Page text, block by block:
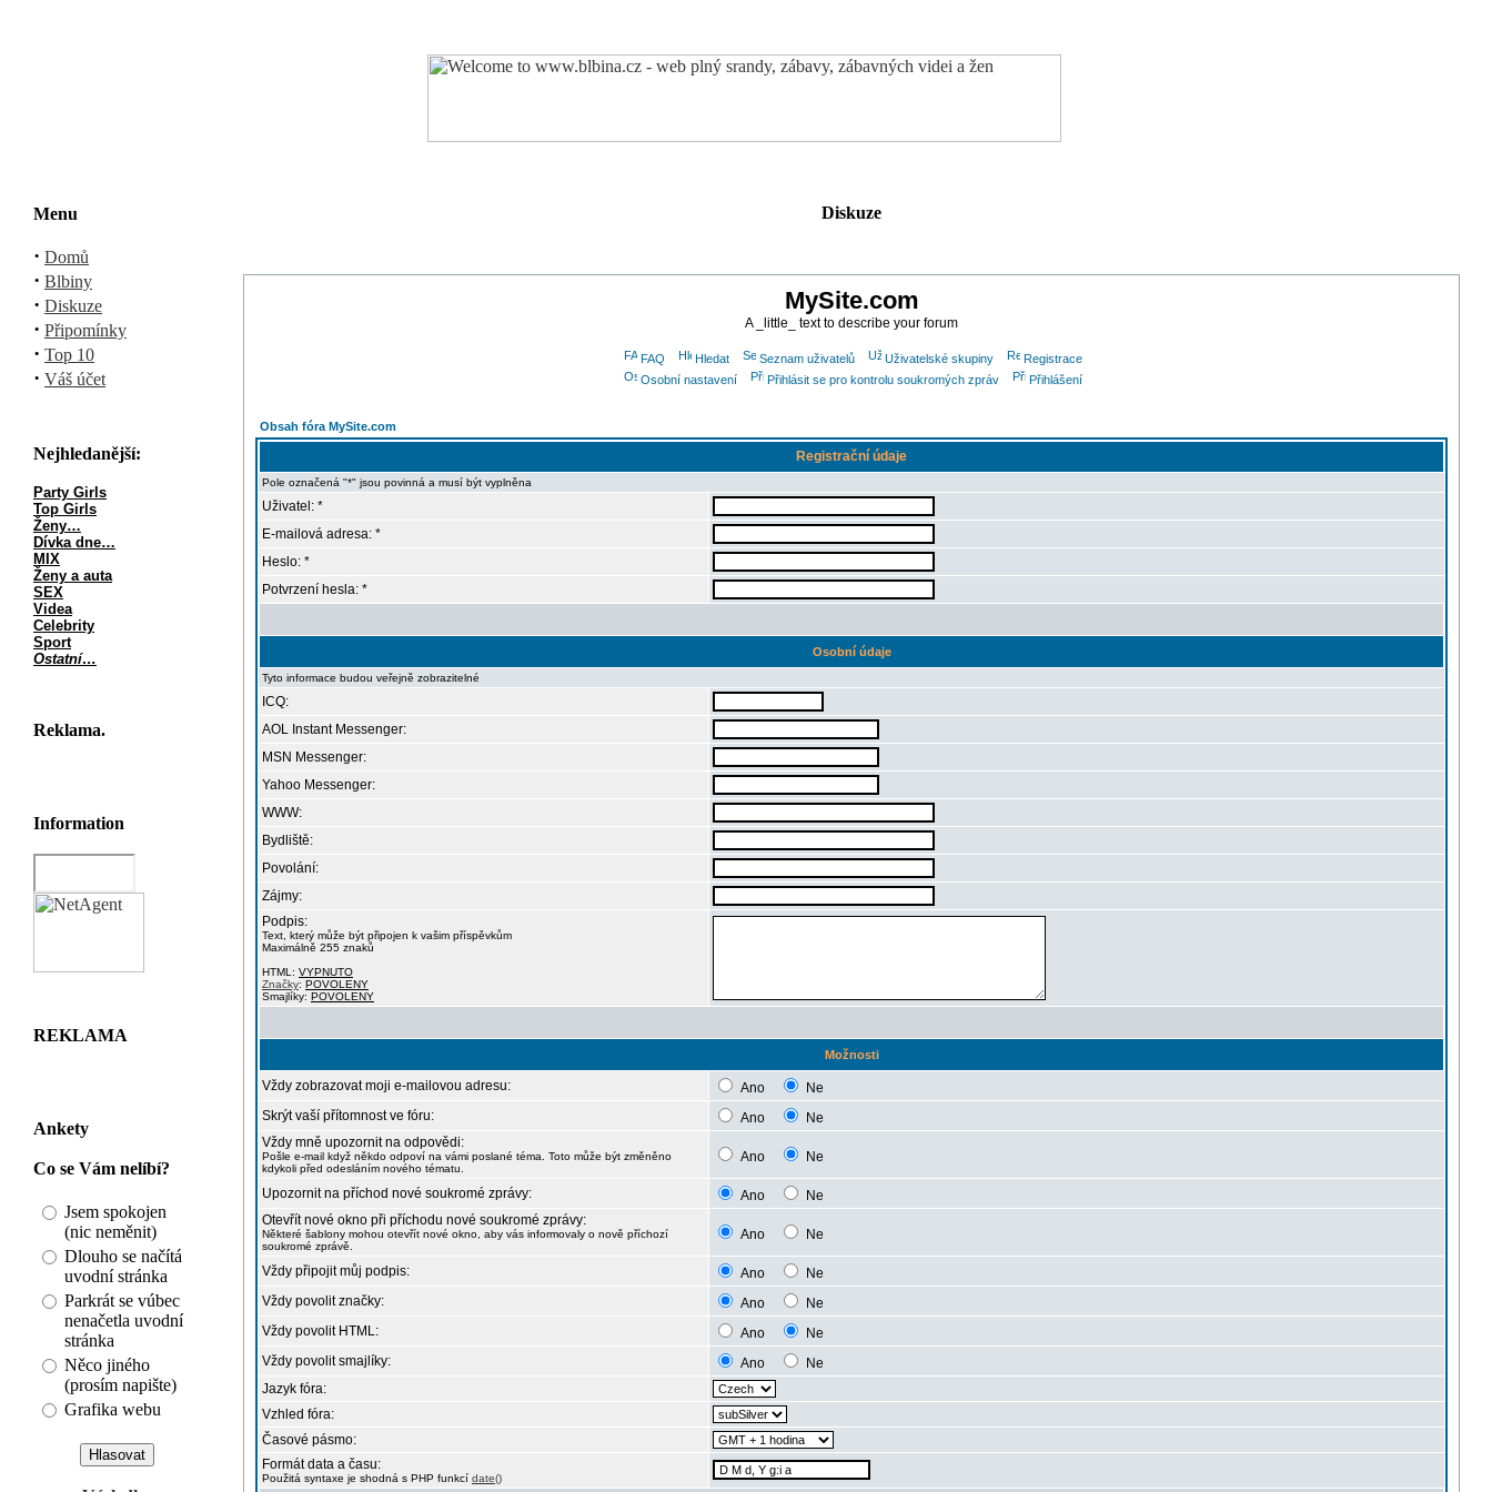
Menu
· Domů
· Blbiny
· Diskuze
· Připomínky
· Top 10
· Váš účet
Nejhledanější:
Party Girls
Top Girls
Ženy…
Dívka dne…
MIX
Ženy a auta
SEX
Videa
Celebrity
Sport
Ostatní…
Reklama.
Information
REKLAMA
Ankety
Co se Vám nelíbí?
Jsem spokojen
(nic neměnit)
Dlouho se načítá
uvodní stránka
Parkrát se vúbec
nenačetla uvodní
stránka
Něco jiného
(prosím napište)
Grafika webu
Diskuze
MySite.com
A _little_ text to describe your forum
FAQ Hledat Seznam uživatelů Uživatelské skupiny
Registrace
Osobní nastavení
Přihlásit se pro kontrolu soukromých zpráv Přihlášení
Obsah fóra MySite.com
Registrační údaje
Pole označená "*" jsou povinná a musí být vyplněna
Uživatel: *
E-mailová adresa: *
Heslo: *
Potvrzení hesla: *
Osobní údaje
Tyto informace budou veřejně zobrazitelné
ICQ:
AOL Instant Messenger:
MSN Messenger:
Yahoo Messenger:
WWW:
Bydliště:
Povolání:
Zájmy:
Podpis:
Text, který může být připojen k vašim příspěvkům
Maximálně 255 znaků
HTML: VYPNUTO
Značky: POVOLENY
Smajlíky: POVOLENY
Možnosti
Vždy zobrazovat moji e-mailovou adresu: Ano
Ne
Skrýt vaší přítomnost ve fóru:
Ano
Ne
Vždy mně upozornit na odpovědi:
Pošle e-mail když někdo odpoví na vámi poslané téma. Toto může být změněno
kdykoli před odesláním nového tématu.
Ano Ne
Upozornit na příchod nové soukromé zprávy: Ano
Ne
Otevřít nové okno při příchodu nové soukromé zprávy:
Některé šablony mohou otevřít nové okno, aby vás informovaly o nově příchozí
soukromé zprávě.
Ano Ne
Vždy připojit můj podpis: Ano
Ne
Vždy povolit značky:
Ano
Ne
Vždy povolit HTML:
Ano
Ne
Vždy povolit smajlíky:
Ano
Ne
Jazyk fóra:
Vzhled fóra:
Časové pásmo:
Formát data a času:
Použitá syntaxe je shodná s PHP funkcí date()